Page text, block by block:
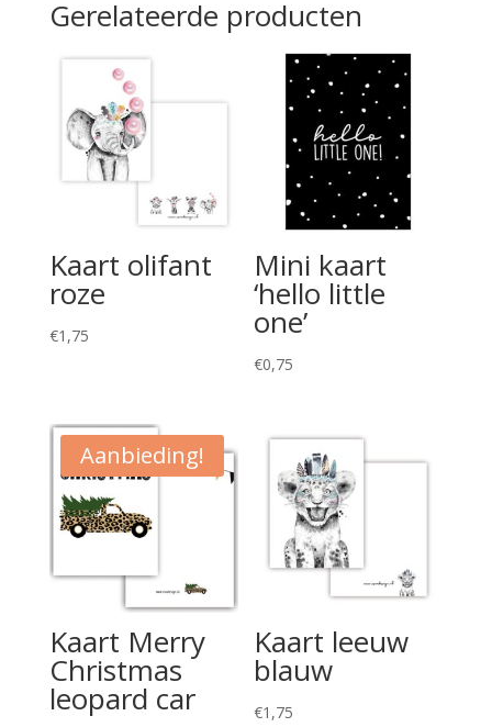
Gerelateerde producten
Kaart olifant
roze
€1,75
Mini kaart
‘hello little
one’
€0,75
Aanbieding!
Kaart Merry
Christmas
leopard car
Kaart leeuw
blauw
€1,75